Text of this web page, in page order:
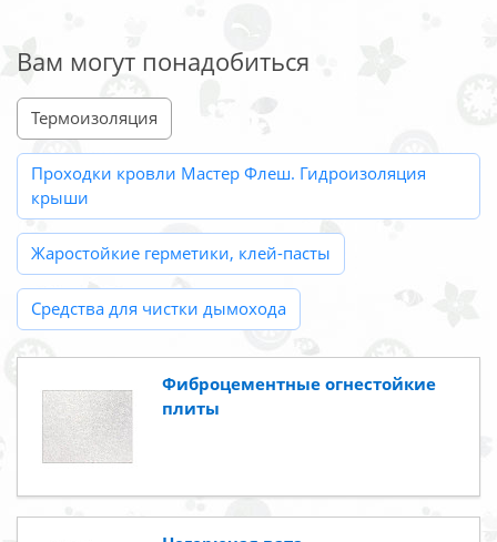
Вам могут понадобиться
Термоизоляция
Проходки кровли Мастер Флеш. Гидроизоляция
крыши
Жаростойкие герметики, клей-пасты
Средства для чистки дымохода
Фиброцементные огнестойкие
плиты